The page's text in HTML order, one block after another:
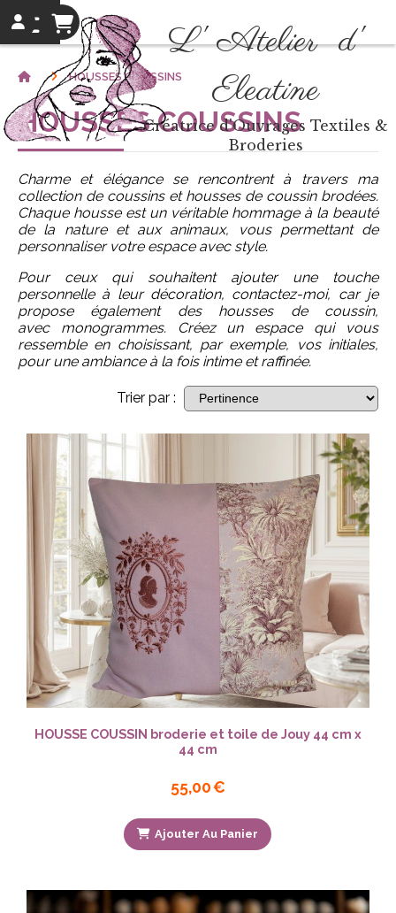
L' Atelier d'
Eleatine
Créatrice d'Ouvrages Textiles &
Broderies
HOUSSES COUSSINS
HOUSSES COUSSINS
Charme et élégance se rencontrent à travers ma
collection de coussins et housses de coussin brodées.
Chaque housse est un véritable hommage à la beauté
de la nature et aux animaux, vous permettant de
personnaliser votre espace avec style.
Pour ceux qui souhaitent ajouter une touche
personnelle à leur décoration, contactez-moi, car je
propose également des housses de coussin,
avec monogrammes. Créez un espace qui vous
ressemble en choisissant, par exemple, vos initiales,
pour une ambiance à la fois intime et raffinée.
Trier par :
HOUSSE COUSSIN broderie et toile de Jouy 44 cm x
44 cm
55,00€
Ajouter Au Panier